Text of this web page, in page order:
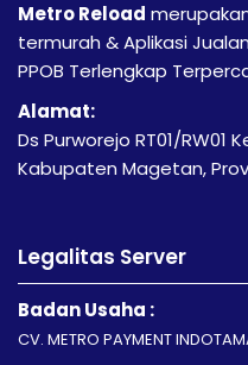
Metro Reload
termurah & Aplikasi
PPOB Terlengkap
Alamat:
Ds Purworejo RT01/
Kabupaten Magetan,
Legalitas Server
Badan Usaha :
CV. METRO PAYMENT